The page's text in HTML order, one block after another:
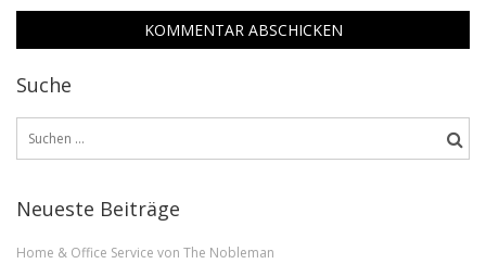
Suche
Suchen
Neueste Beiträge
Home & Office Service von The Nobleman